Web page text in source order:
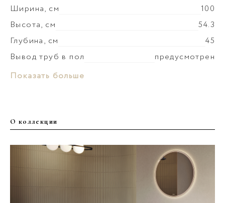
Ширина, см
100
Высота, см
54.3
Глубина, см
45
Вывод труб в пол
предусмотрен
Материал раковины
Монтаж умывальника
Покрытие корпуса
Покрытие фасада
Цвет производителя
Капучино светлый
Показать больше
О коллекции